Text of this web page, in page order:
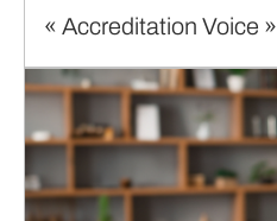
« Accreditation Voice »